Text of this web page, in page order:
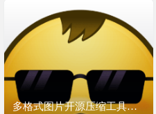
多格式图片开源压缩工具，